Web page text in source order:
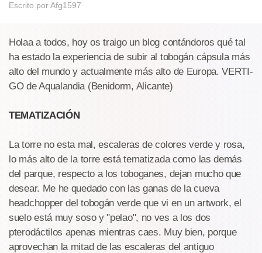
Escrito porAfg1597
Holaa a todos, hoy os traigo un blog contándoros qué tal
ha estado la experiencia de subir al tobogán cápsula más
alto del mundo y actualmente más alto de Europa. VERTI-
GO de Aqualandia (Benidorm, Alicante)
TEMATIZACIÓN
La torre no esta mal, escaleras de colores verde y rosa,
lo más alto de la torre está tematizada como las demás
del parque, respecto a los toboganes, dejan mucho que
desear. Me he quedado con las ganas de la cueva
headchopper del tobogán verde que vi en un artwork, el
suelo está muy soso y "pelao", no ves a los dos
pterodáctilos apenas mientras caes. Muy bien, porque
aprovechan la mitad de las escaleras del antiguo